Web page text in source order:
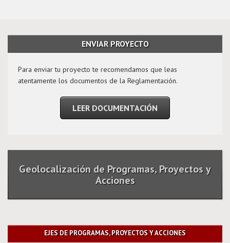
ENVIAR PROYECTO
Para enviar tu proyecto te recomendamos que leas
atentamente los documentos de la Reglamentación.
LEER DOCUMENTACIÓN
Geolocalización de Programas, Proyectos y
Acciones
EJES DE PROGRAMAS, PROYECTOS Y ACCIONES